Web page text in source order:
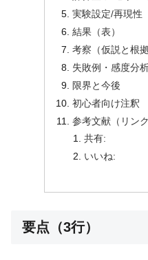
実験設定/再現性
結果（表）
考察（仮説と根
失敗例・感度分
限界と今後
初心者向け注釈
参考文献（リン
共有:
いいね:
要点（3行）